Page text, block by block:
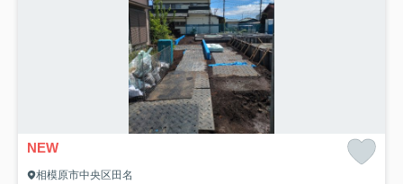
NEW
相模原市中央区田名